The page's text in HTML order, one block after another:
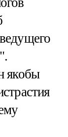
якобы